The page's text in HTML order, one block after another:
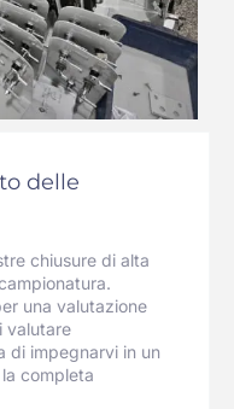
delle
chiusure di alta
una valutazione
valutare
di impegnarvi in un
completa